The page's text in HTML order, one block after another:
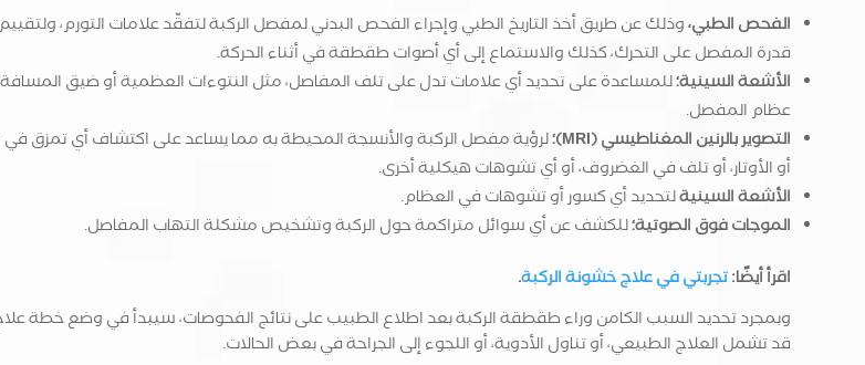
الفحص الطبي،وذلك عن طريق أخذ التاريخ الطبي وإجراء الفحص البدني لمفصل الركبة لتفقّد علامات التورم،
قدرة المفصل على التحرك، كذلك والاستماع إلى أي أصوات طقطقة في أثناء الحركة.
الأشعة السينية؛للمساعدة على تحديد أي علامات تدل على تلف المفاصل، مثل النتوءات العظمية أو ضيق
عظام المفصل.
التصوير بالرنين المغناطيسي (MRI)؛
لرؤية مفصل الركبة والأنسجة المحيطة به مما يساعد على اكتشاف أي تمزق في
أو الأوتار، أو تلف في الغضروف، أو أي تشوهات هيكلية أخرى.
الأشعة السينيةلتحديد أي كسور أو تشوهات في العظام.
الموجات فوق الصوتية؛للكشف عن أي سوائل متراكمة حول الركبة وتشخيص مشكلة التهاب المفاصل.
اقرأ أيضًا:تجربتي في علاج خشونة الركبة.
وبمجرد تحديد السبب الكامن وراء طقطقة الركبة بعد اطلاع الطبيب على نتائج الفحوصات، سيبدأ في وضع خطة
قد تشمل العلاج الطبيعي، أو تناول الأدوية، أو اللجوء إلى الجراحة في بعض الحالات.